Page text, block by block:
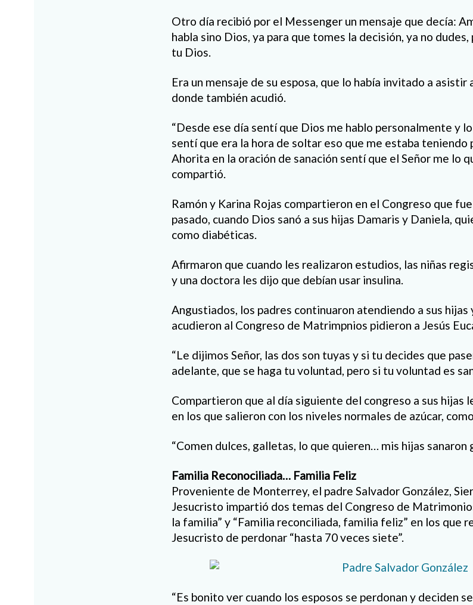
Otro día recibió por el Messenger un mensaje que decía:
habla sino Dios, ya para que tomes la decisión, ya no
tu Dios.
Era un mensaje de su esposa, que lo había invitado a
donde también acudió.
“Desde ese día sentí que Dios me hablo personalmente y
sentí que era la hora de soltar eso que me estaba teniendo
Ahorita en la oración de sanación sentí que el Señor me lo
compartió.
Ramón y Karina Rojas compartieron en el Congreso que
pasado, cuando Dios sanó a sus hijas Damaris y Daniela,
como diabéticas.
Afirmaron que cuando les realizaron estudios, las niñas
y una doctora les dijo que debían usar insulina.
Angustiados, los padres continuaron atendiendo a sus hijas
acudieron al Congreso de Matrimpnios pidieron a Jesús
“Le dijimos Señor, las dos son tuyas y si tu decides que
adelante, que se haga tu voluntad, pero si tu voluntad es
Compartieron que al día siguiente del congreso a sus hijas
en los que salieron con los niveles normales de azúcar,
“Comen dulces, galletas, lo que quieren… mis hijas sanaron
Familia Reconociliada… Familia Feliz
Proveniente de Monterrey, el padre Salvador González,
Jesucristo impartió dos temas del Congreso de
la familia” y “Familia reconciliada, familia feliz” en los que
Jesucristo de perdonar “hasta 70 veces siete”.
“Es bonito ver cuando los esposos se perdonan y deciden